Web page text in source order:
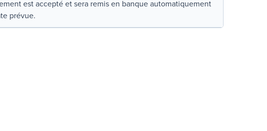
est accepté et sera remis en banque automatiquement
prévue.